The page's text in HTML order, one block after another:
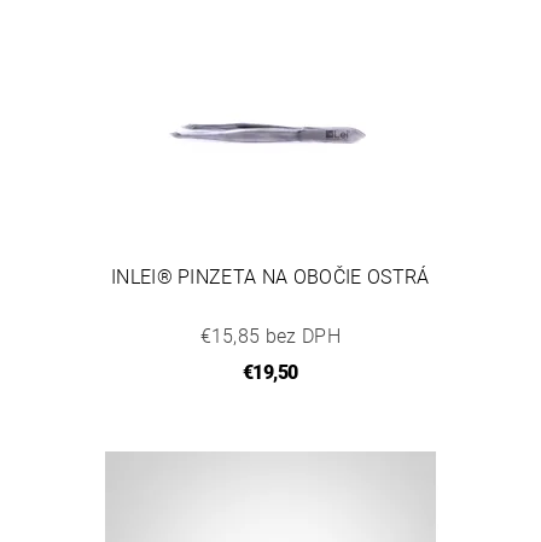
INLEI® PINZETA NA OBOČIE OSTRÁ
€15,85 bez DPH
€19,50